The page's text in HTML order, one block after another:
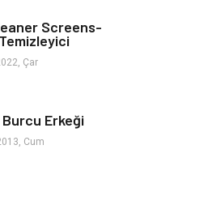
Kaçırmayın
Spor Malzemeleri
Screens-
Çar
Erkeği
Cum